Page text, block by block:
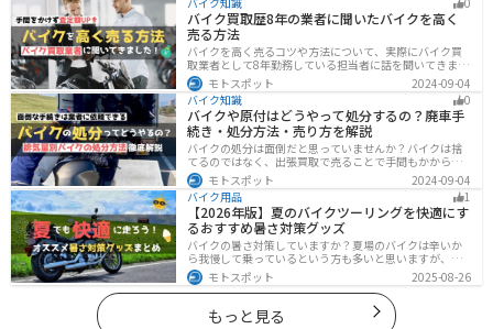
省けます。
バイク買取歴8年の業者に聞いたバイクを高く
売る方法
バイクを高く売るコツや方法について、実際にバイク買
取業者として8年勤務している担当者に話を聞いてきまし
た！高く買い取ってもらえるバイクの特徴や業者がどの
くらい利益を上乗せしているかなど、バイクを売ろうと
している人は必見の内容になっています。
モトスポット
2024-09-04
バイク知識
0
バイクや原付はどうやって処分するの？廃車手
続き・処分方法・売り方を解説
バイクの処分は面倒だと思っていませんか？バイクは捨
てるのではなく、出張買取で売ることで手間もかからず
お金にできます。売る以外の選択肢も含めて処分方法を
まとめていますので、バイクを処分しようとしている人
は参考にしてください。
モトスポット
2024-09-04
バイク用品
1
【2026年版】夏のバイクツーリングを快適にす
るおすすめ暑さ対策グッズ
バイクの暑さ対策していますか？夏場のバイクは辛いか
ら我慢して乗っているという方も多いと思いますが、し
っかりと暑さ対策をすれば夏場でも快適にバイクに乗る
ことができます！この記事では、夏場のバイク暑さ対策
の基本と暑さ対策グッズを紹介します！
モトスポット 2025-08-26
もっと見る